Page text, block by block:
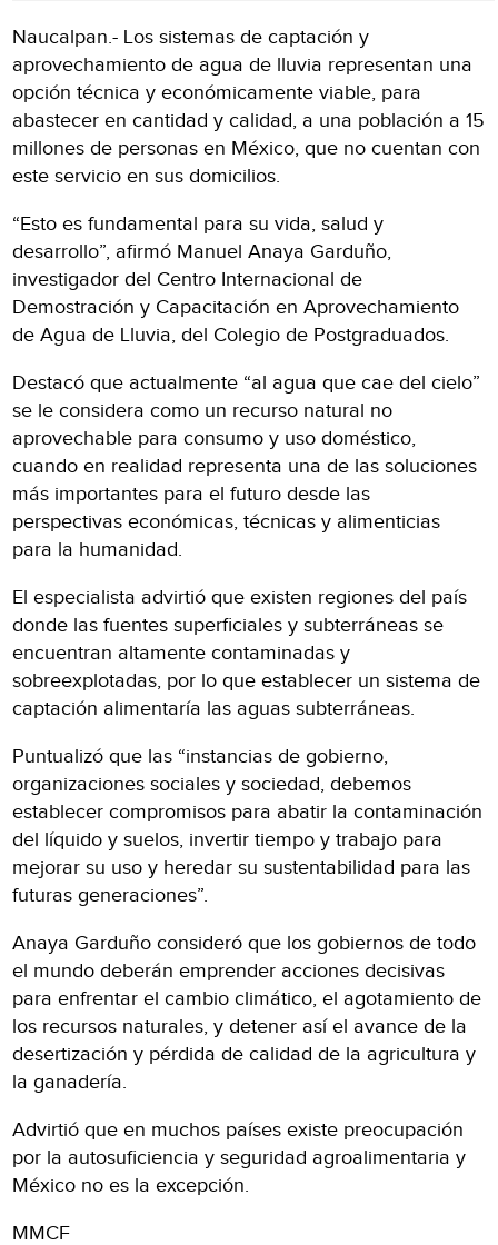
Naucalpan.- Los sistemas de captación y
aprovechamiento de agua de lluvia representan una
opción técnica y económicamente viable, para
abastecer en cantidad y calidad, a una población a 15
millones de personas en México, que no cuentan con
este servicio en sus domicilios.
“Esto es fundamental para su vida, salud y
desarrollo”, afirmó Manuel Anaya Garduño,
investigador del Centro Internacional de
Demostración y Capacitación en Aprovechamiento
de Agua de Lluvia, del Colegio de Postgraduados.
Destacó que actualmente “al agua que cae del cielo”
se le considera como un recurso natural no
aprovechable para consumo y uso doméstico,
cuando en realidad representa una de las soluciones
más importantes para el futuro desde las
perspectivas económicas, técnicas y alimenticias
para la humanidad.
El especialista advirtió que existen regiones del país
donde las fuentes superficiales y subterráneas se
encuentran altamente contaminadas y
sobreexplotadas, por lo que establecer un sistema de
captación alimentaría las aguas subterráneas.
Puntualizó que las “instancias de gobierno,
organizaciones sociales y sociedad, debemos
establecer compromisos para abatir la contaminación
del líquido y suelos, invertir tiempo y trabajo para
mejorar su uso y heredar su sustentabilidad para las
futuras generaciones”.
Anaya Garduño consideró que los gobiernos de todo
el mundo deberán emprender acciones decisivas
para enfrentar el cambio climático, el agotamiento de
los recursos naturales, y detener así el avance de la
desertización y pérdida de calidad de la agricultura y
la ganadería.
Advirtió que en muchos países existe preocupación
por la autosuficiencia y seguridad agroalimentaria y
México no es la excepción.
MMCF